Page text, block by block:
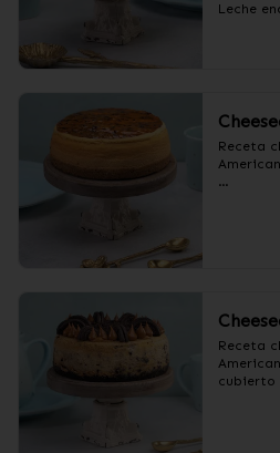
Leche
Receta
Receta
cubierto